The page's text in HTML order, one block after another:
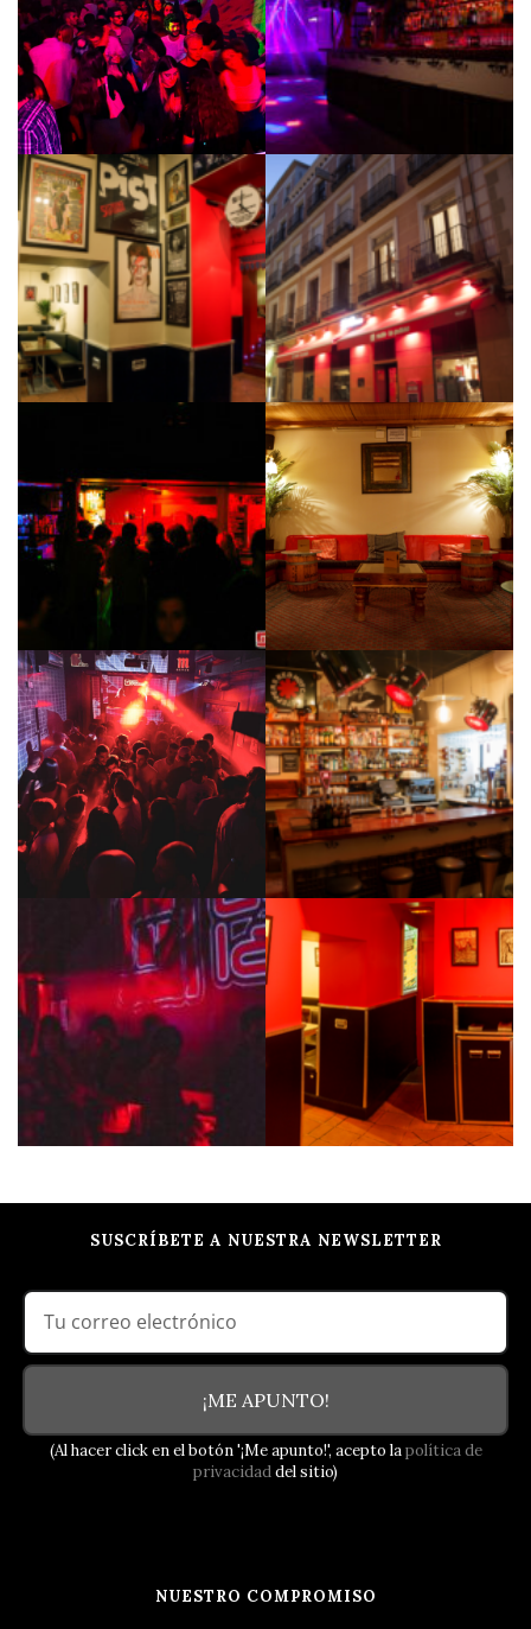
SUSCRÍBETE A NUESTRA NEWSLETTER
¡ME APUNTO!
(Al hacer click en el botón '¡Me apunto!', acepto lapolítica de
privacidaddel sitio)
NUESTRO COMPROMISO